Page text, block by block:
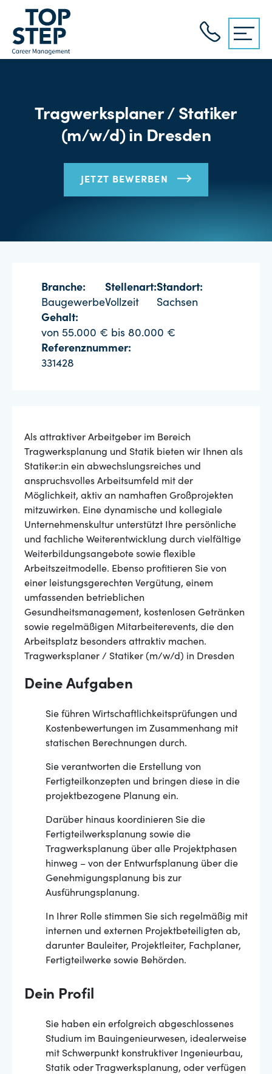
Tragwerksplaner / Statiker
(m/w/d) in Dresden
JETZT BEWERBEN
Branche:
Baugewerbe
Stellenart:
Vollzeit
Standort:
Sachsen
Gehalt:
von 55.000 € bis 80.000 €
Referenznummer:
331428
Als attraktiver Arbeitgeber im Bereich
Tragwerksplanung und Statik bieten wir Ihnen als
Statiker:in ein abwechslungsreiches und
anspruchsvolles Arbeitsumfeld mit der
Möglichkeit, aktiv an namhaften Großprojekten
mitzuwirken. Eine dynamische und kollegiale
Unternehmenskultur unterstützt Ihre persönliche
und fachliche Weiterentwicklung durch vielfältige
Weiterbildungsangebote sowie flexible
Arbeitszeitmodelle. Ebenso profitieren Sie von
einer leistungsgerechten Vergütung, einem
umfassenden betrieblichen
Gesundheitsmanagement, kostenlosen Getränken
sowie regelmäßigen Mitarbeiterevents, die den
Arbeitsplatz besonders attraktiv machen.
Tragwerksplaner / Statiker (m/w/d) in Dresden
Deine Aufgaben
Sie führen Wirtschaftlichkeitsprüfungen und
Kostenbewertungen im Zusammenhang mit
statischen Berechnungen durch.
Sie verantworten die Erstellung von
Fertigteilkonzepten und bringen diese in die
projektbezogene Planung ein.
Darüber hinaus koordinieren Sie die
Fertigteilwerksplanung sowie die
Tragwerksplanung über alle Projektphasen
hinweg – von der Entwurfsplanung über die
Genehmigungsplanung bis zur
Ausführungsplanung.
In Ihrer Rolle stimmen Sie sich regelmäßig mit
internen und externen Projektbeteiligten ab,
darunter Bauleiter, Projektleiter, Fachplaner,
Fertigteilwerke sowie Behörden.
Dein Profil
Sie haben ein erfolgreich abgeschlossenes
Studium im Bauingenieurwesen, idealerweise
mit Schwerpunkt konstruktiver Ingenieurbau,
Statik oder Tragwerksplanung, oder verfügen